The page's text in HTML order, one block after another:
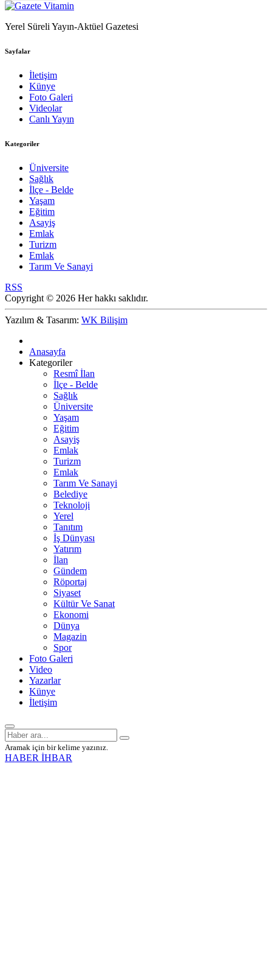
Yerel Süreli Yayın-Aktüel Gazetesi
Sayfalar
İletişim
Künye
Foto Galeri
Videolar
Canlı Yayın
Kategoriler
Üniversite
Sağlık
İlçe - Belde
Yaşam
Eğitim
Asayiş
Emlak
Turizm
Emlak
Tarım Ve Sanayi
RSS
Copyright © 2026 Her hakkı saklıdır.
Yazılım & Tasarım: WK Bilişim
Anasayfa
Kategoriler
Resmî İlan
İlçe - Belde
Sağlık
Üniversite
Yaşam
Eğitim
Asayiş
Emlak
Turizm
Emlak
Tarım Ve Sanayi
Belediye
Teknoloji
Yerel
Tanıtım
İş Dünyası
Yatırım
İlan
Gündem
Röportaj
Siyaset
Kültür Ve Sanat
Ekonomi
Dünya
Magazin
Spor
Foto Galeri
Video
Yazarlar
Künye
İletişim
Aramak için bir kelime yazınız.
HABER İHBAR